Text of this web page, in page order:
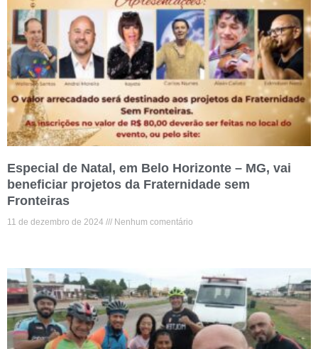
Especial de Natal, em Belo Horizonte – MG, vai
beneficiar projetos da Fraternidade sem
Fronteiras
11 de dezembro de 2024 Nenhum comentário